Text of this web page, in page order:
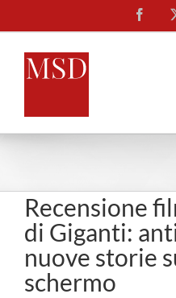
al
contenuto
Recensione
di Giganti:
nuove storie
schermo